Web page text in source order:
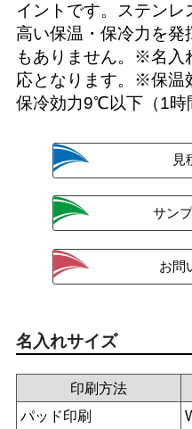
イントです。ステンレ
高い保温・保冷力を発
もありません。※名入
応となります。※保
保冷効力9℃以下（1時
名入れサイズ
印刷方法
パッド印刷